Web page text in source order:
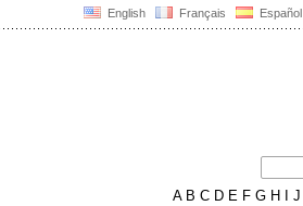
English Français Español
AB C D E F G H J